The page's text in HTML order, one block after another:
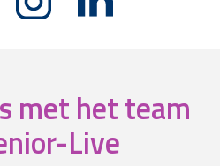
met het team
Live